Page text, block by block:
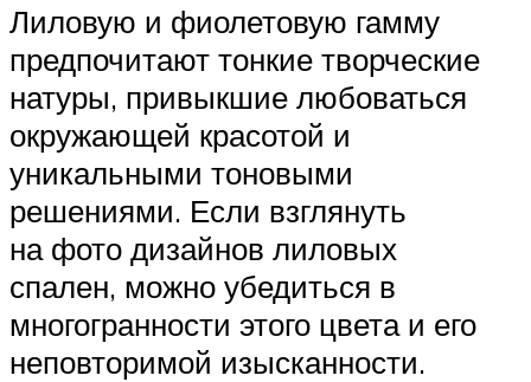
Лиловую и фиолетовую гамму
предпочитают тонкие творческие
натуры, привыкшие любоваться
окружающей красотой и
уникальными тоновыми
решениями. Если взглянуть
на фото дизайнов лиловых
спален, можно убедиться в
многогранности этого цвета и его
неповторимой изысканности.